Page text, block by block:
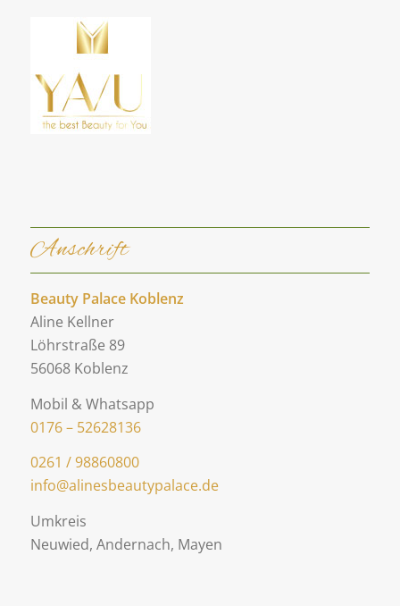
Anschrift
Beauty Palace Koblenz
Aline Kellner
Löhrstraße 89
56068 Koblenz
Mobil & Whatsapp
0176 – 52628136
0261 / 98860800
info@alinesbeautypalace.de
Umkreis
Neuwied, Andernach, Mayen